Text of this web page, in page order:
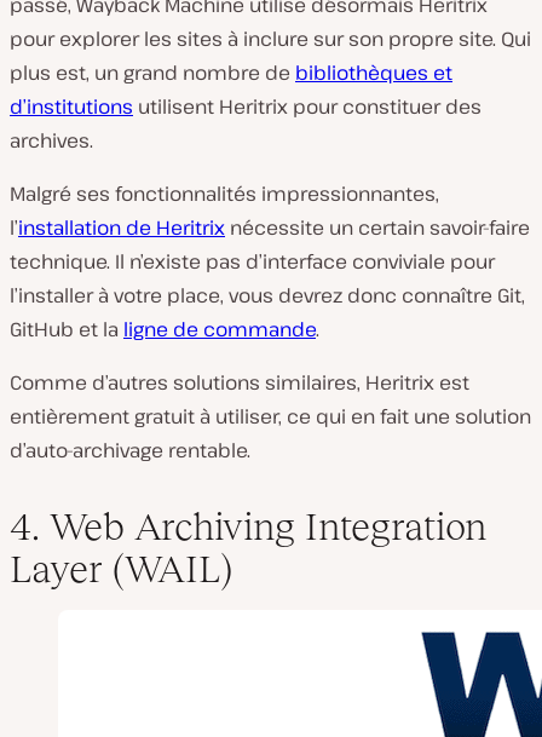
pour explorer les sites à inclure sur son propre site. Qui
plus est, un grand nombre de bibliothèques et
d’institutions utilisent Heritrix pour constituer des
archives.
Malgré ses fonctionnalités impressionnantes,
l’installation de Heritrix nécessite un certain savoir-faire
technique. Il n’existe pas d’interface conviviale pour
l’installer à votre place, vous devrez donc connaître Git,
GitHub et la ligne de commande.
Comme d’autres solutions similaires, Heritrix est
entièrement gratuit à utiliser, ce qui en fait une solution
d’auto-archivage rentable.
4. Web Archiving Integration
Layer (WAIL)